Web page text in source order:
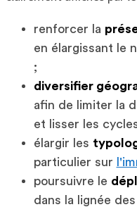
renforcer la
en élargissant le
;
diversifier
afin de limiter la
et lisser les
élargir les
particulier sur
poursuivre le
dans la lignée